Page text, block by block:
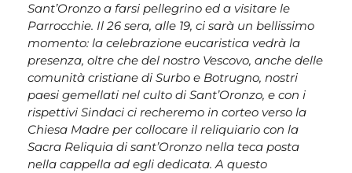
Sant’Oronzo a farsi pellegrino ed a visitare le
Parrocchie. Il 26 sera, alle 19, ci sarà un bellissimo
momento: la celebrazione eucaristica vedrà la
presenza, oltre che del nostro Vescovo, anche delle
comunità cristiane di Surbo e Botrugno, nostri
paesi gemellati nel culto di Sant’Oronzo, e con i
rispettivi Sindaci ci recheremo in corteo verso la
Chiesa Madre per collocare il reliquiario con la
Sacra Reliquia di sant’Oronzo nella teca posta
nella cappella ad egli dedicata. A questo